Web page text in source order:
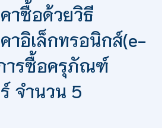
าซื้อด้วยวิธี
าอิเล็กทรอนิกส์(e-
ารซื้อครุภัณฑ์
จำนวน 5